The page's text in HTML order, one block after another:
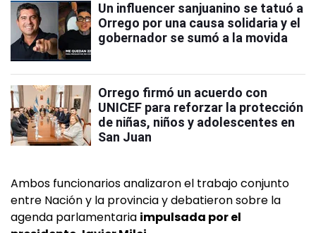
Un influencer sanjuanino se tatuó a
Orrego por una causa solidaria y el
gobernador se sumó a la movida
Orrego firmó un acuerdo con
UNICEF para reforzar la protección
de niñas, niños y adolescentes en
San Juan
Ambos funcionarios analizaron el trabajo conjunto
entre Nación y la provincia y debatieron sobre la
agenda parlamentaria impulsada por el